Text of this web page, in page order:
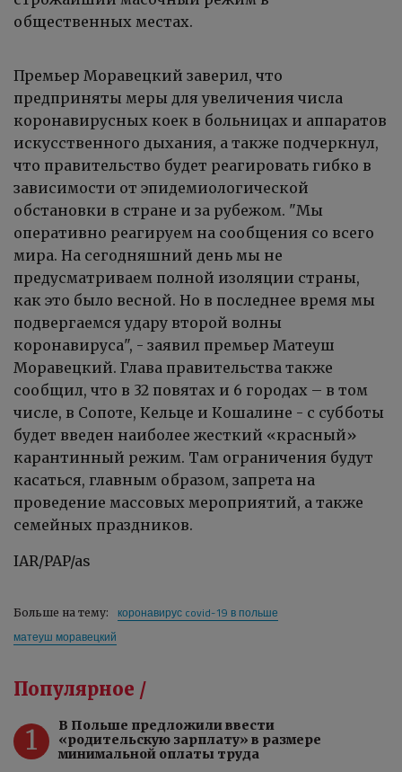
общественных местах.
Премьер Моравецкий заверил, что
предприняты меры для увеличения числа
коронавирусных коек в больницах и аппаратов
искусственного дыхания, а также подчеркнул,
что правительство будет реагировать гибко в
зависимости от эпидемиологической
обстановки в стране и за рубежом. "Мы
оперативно реагируем на сообщения со всего
мира. На сегодняшний день мы не
предусматриваем полной изоляции страны,
как это было весной. Но в последнее время мы
подвергаемся удару второй волны
коронавируса", - заявил премьер Матеуш
Моравецкий. Глава правительства также
сообщил, что в 32 повятах и 6 городах – в том
числе, в Сопоте, Кельце и Кошалине - с субботы
будет введен наиболее жесткий «красный»
карантинный режим. Там ограничения будут
касаться, главным образом, запрета на
проведение массовых мероприятий, а также
семейных праздников.
IAR/PAP/as
Больше на тему:
коронавирус covid-19 в польше
матеуш моравецкий
Популярное /
1
В Польше предложили ввести
«родительскую зарплату» в размере
минимальной оплаты труда